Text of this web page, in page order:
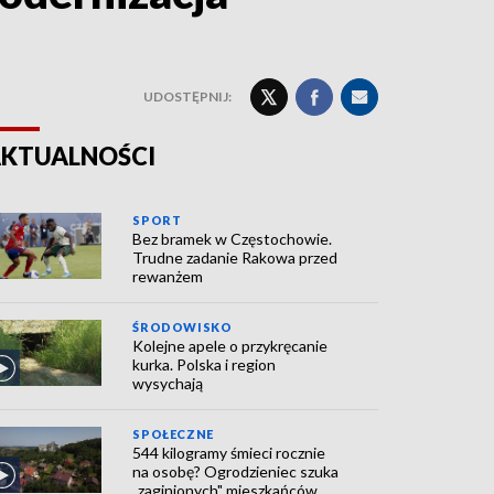
UDOSTĘPNIJ:
SPORT
Bez bramek w Częstochowie.
Trudne zadanie Rakowa przed
rewanżem
ŚRODOWISKO
Kolejne apele o przykręcanie
kurka. Polska i region
wysychają
SPOŁECZNE
544 kilogramy śmieci rocznie
na osobę? Ogrodzieniec szuka
„zaginionych" mieszkańców